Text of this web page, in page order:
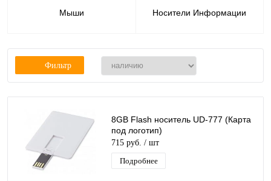
Мыши Носители Информации
Фильтр
8GB Flash носитель UD-777 (Карта
под логотип)
715 руб. / шт
Подробнее